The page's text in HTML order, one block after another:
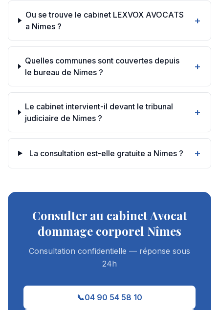
Ou se trouve le cabinet LEXVOX AVOCATS
a Nimes ?
+
Quelles communes sont couvertes depuis
le bureau de Nimes ?
+
Le cabinet intervient-il devant le tribunal
judiciaire de Nimes ?
+
La consultation est-elle gratuite a Nimes ? +
Consulter au cabinet Avocat
dommage corporel Nîmes
Consultation confidentielle — réponse sous
24h
📞04 90 54 58 10